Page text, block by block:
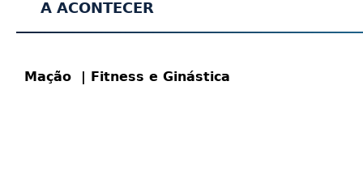
A ACONTECER
Mação | Fitness e Ginástica